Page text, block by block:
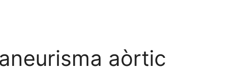
aòrtic